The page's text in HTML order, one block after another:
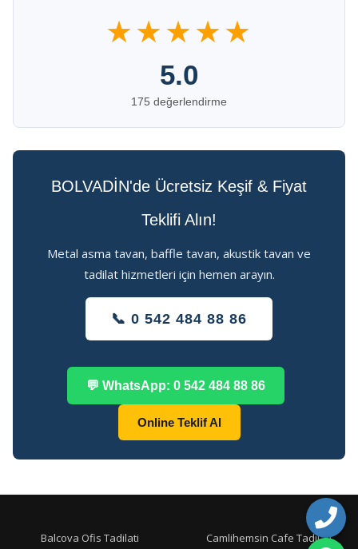
★★★★★
5.0
175 değerlendirme
BOLVADİN'de Ücretsiz Keşif & Fiyat
Teklifi Alın!
Metal asma tavan, baffle tavan, akustik tavan ve
tadilat hizmetleri için hemen arayın.
📞 0 542 484 88 86
💬 WhatsApp: 0 542 484 88 86
Online Teklif Al
Balcova Ofis Tadilati Camlihemsin Cafe Tadilati